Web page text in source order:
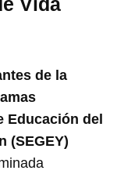
de la
Educación del
(SEGEY)